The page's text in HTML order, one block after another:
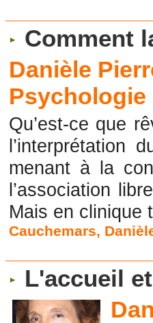
Comment
Danièle
Psychologie
Qu’est-ce que
l’interprétation
menant à la
l’association
Mais en clinique
Cauchemars,
L'accueil